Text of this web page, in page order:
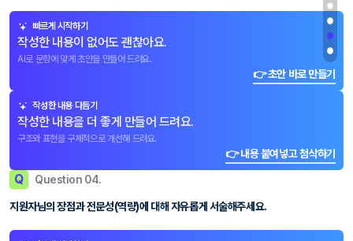
빠르게 시작하기
작성한 내용이 없어도 괜찮아요.
AI로 문항에 맞게 초안을 만들어 드려요.
👉 초안 바로 만들기
작성한 내용 다듬기
작성한 내용을 더 좋게 만들어 드려요.
구조와 표현을 구체적으로 개선해 드려요.
👉 내용 붙여넣고 첨삭하기
Q Question 04.
지원자님의 장점과 전문성(역량)에 대해 자유롭게 서술해주세요.